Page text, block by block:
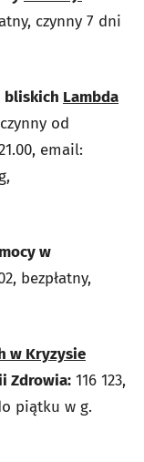
czynny 7 dni
bliskich Lambda
od
email:
w
bezpłatny,
w Kryzysie
Zdrowia: 116 123,
piątku w g.